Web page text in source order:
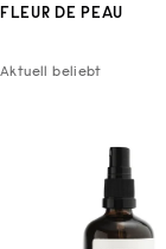
FLEUR DE PEAU
Aktuell beliebt